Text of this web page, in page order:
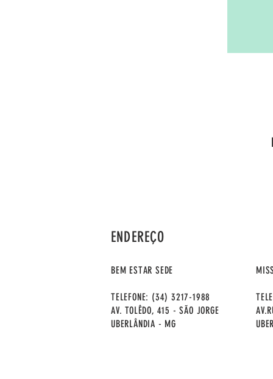
ENDEREÇO
BEM ESTAR SEDE
TELEFONE: (34) 3217-1988
AV. TOLÊDO, 415 - SÃO JORGE
UBERLÂNDIA - MG